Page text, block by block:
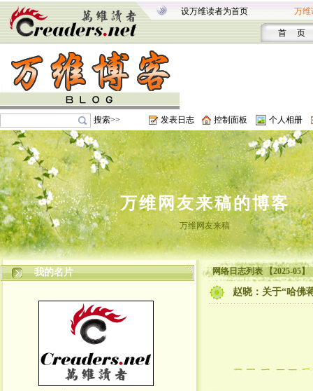
设万维读者为首页 万维
首 页
搜索>> 发表日志 控制面板 个人相册
万维网友来稿的博客
万维网友来稿
我的名片 网络日志列表 【2025-05】
赵晓：关于“哈佛